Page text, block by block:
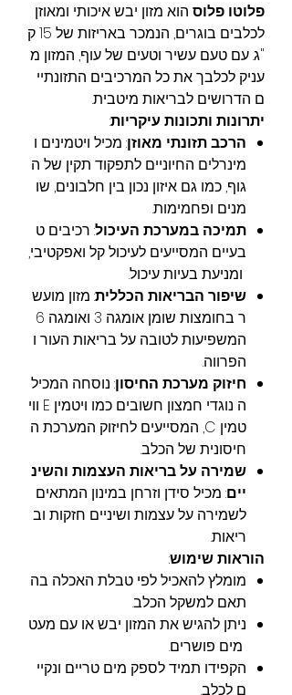
פלוטו פלוס הוא מזון יבש איכותי ומאוזן
לכלבים בוגרים, הנמכר באריזות של 15 ק
"ג. עם טעם עשיר וטעים של עוף, המזון מ
עניק לכלבך את כל המרכיבים התזונתיי
ם הדרושים לבריאות מיטבית.
יתרונות ותכונות עיקריות:
הרכב תזונתי מאוזן: מכיל ויטמינים ו
מינרלים החיוניים לתפקוד תקין של ה
גוף, כמו גם איזון נכון בין חלבונים, שו
מנים ופחמימות.
תמיכה במערכת העיכול: רכיבים ט
בעיים המסייעים לעיכול קל ואפקטיבי,
ומניעת בעיות עיכול.
שיפור הבריאות הכללית: מזון מועש
המשפיעות לטובה על בריאות העור ו
הפרווה.
חיזוק מערכת החיסון: נוסחה המכיל
ה נוגדי חמצון חשובים כמו ויטמין E ווי
טמין C, המסייעים לחיזוק המערכת ה
חיסונית של הכלב.
שמירה על בריאות העצמות והשינ
יים: מכיל סידן וזרחן במינון המתאים
לשמירה על עצמות ושיניים חזקות וב
ריאות.
הוראות שימוש:
מומלץ להאכיל לפי טבלת האכלה בה
תאם למשקל הכלב.
ניתן להגיש את המזון יבש או עם מעט
מים פושרים.
הקפידו תמיד לספק מים טריים ונקיי
ם לכלב.